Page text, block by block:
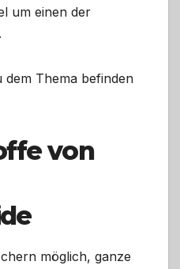
um einen der
Thema befinden
von
möglich, ganze